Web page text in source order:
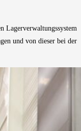
Lagerverwaltungssystem
und von dieser bei der